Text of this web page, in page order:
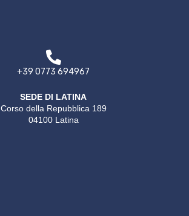
+39 0773 694967
SEDE DI LATINA
Corso della Repubblica 189
04100 Latina